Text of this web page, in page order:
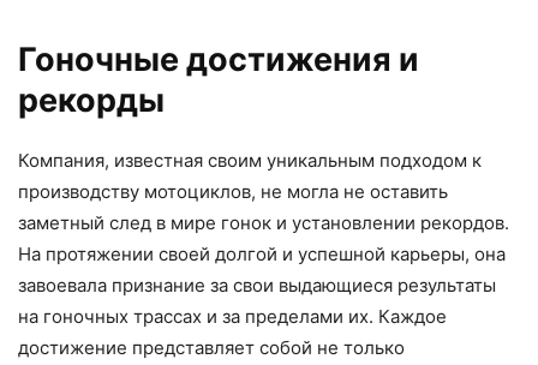
Гоночные достижения и
рекорды
Компания, известная своим уникальным подходом к
производству мотоциклов, не могла не оставить
заметный след в мире гонок и установлении рекордов.
На протяжении своей долгой и успешной карьеры, она
завоевала признание за свои выдающиеся результаты
на гоночных трассах и за пределами их. Каждое
достижение представляет собой не только